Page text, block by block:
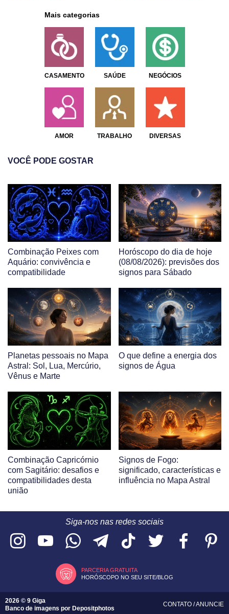
Mais categorias
CASAMENTO SAÚDE NEGÓCIOS
AMOR TRABALHO DIVERSAS
VOCÊ PODE GOSTAR
Combinação Peixes com
Aquário: convivência e
compatibilidade
Horóscopo do dia de hoje
(08/08/2026): previsões dos
signos para Sábado
Planetas pessoais no Mapa
Astral: Sol, Lua, Mercúrio,
Vênus e Marte
O que define a energia dos
signos de Água
Combinação Capricórnio
com Sagitário: desafios e
compatibilidades desta
união
Signos de Fogo:
significado, características e
influência no Mapa Astral
Siga-nos nas redes sociais
PARCERIA GRATUITA
HORÓSCOPO NO SEU SITE/BLOG
2026 © 9 Giga
Banco de imagens por Depositphotos
CONTATO /ANUNCIE